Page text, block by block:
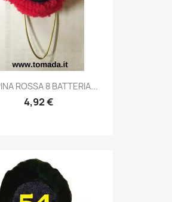
Anteprima
ROSSA 8 BATTERIA...
4,92 €